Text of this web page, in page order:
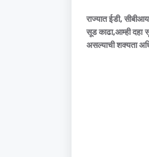
राज्यात ईडी,
सूड काढा,आम्ही दहा
असल्याची शक्यता